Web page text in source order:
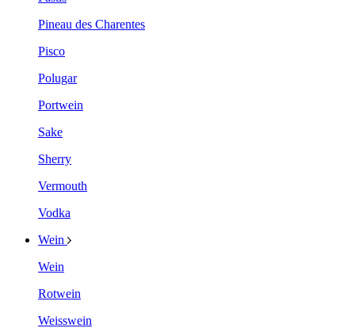
Pineau des Charentes
Pisco
Polugar
Portwein
Sake
Sherry
Vermouth
Vodka
Wein
Wein
Rotwein
Weisswein